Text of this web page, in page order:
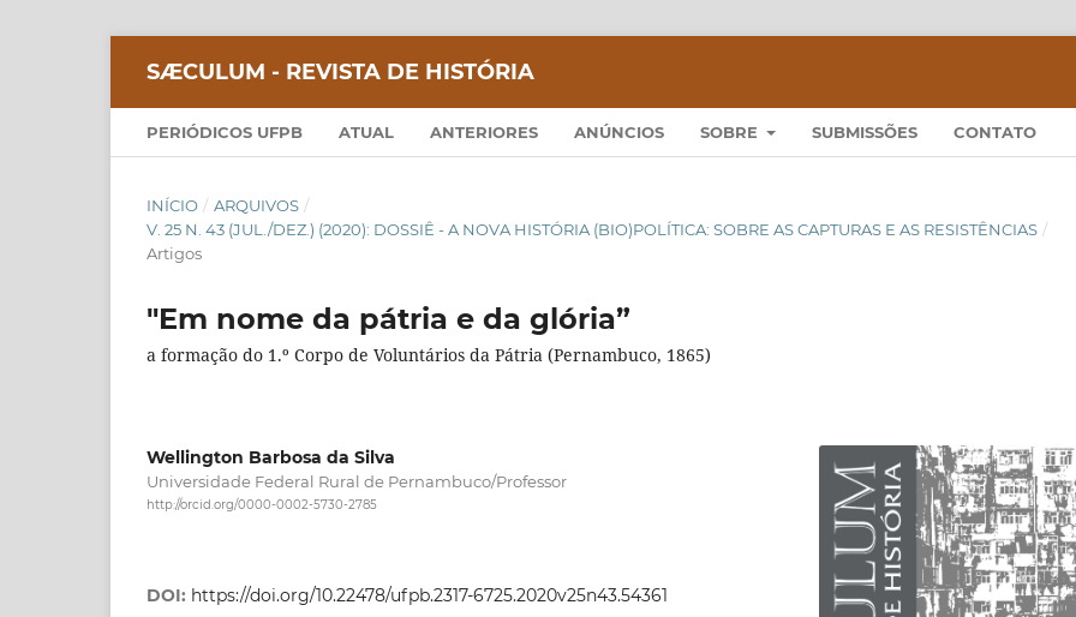
SÆCULUM - REVISTA DE HISTÓRIA
PERIÓDICOS UFPB ATUAL ANTERIORES ANÚNCIOS SOBRE SUBMISSÕES CONTATO
INÍCIO / ARQUIVOS /
V. 25 N. 43 (JUL./DEZ.) (2020): DOSSIÊ - A NOVA HISTÓRIA (BIO)POLÍTICA: SOBRE AS CAPTURAS E AS RESISTÊNCIAS /
Artigos
"Em nome da pátria e da glória”
a formação do 1.º Corpo de Voluntários da Pátria (Pernambuco, 1865)
Wellington Barbosa da Silva
Universidade Federal Rural de Pernambuco/Professor
http://orcid.org/0000-0002-5730-2785
DOI: https://doi.org/10.22478/ufpb.2317-6725.2020v25n43.54361